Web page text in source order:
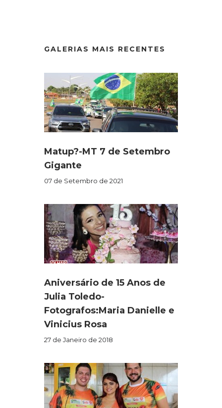
GALERIAS MAIS RECENTES
Matup?-MT 7 de Setembro
Gigante
07 de Setembro de 2021
Aniversário de 15 Anos de
Julia Toledo-
Fotografos:Maria Danielle e
Vinicius Rosa
27 de Janeiro de 2018